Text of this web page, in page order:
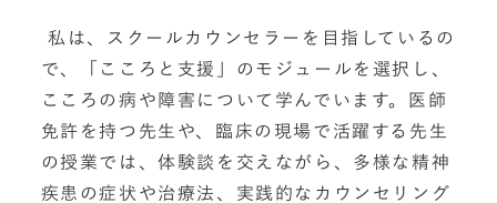
私は、スクールカウンセラーを目指しているの
で、「こころと支援」のモジュールを選択し、
こころの病や障害について学んでいます。医師
免許を持つ先生や、臨床の現場で活躍する先生
の授業では、体験談を交えながら、多様な精神
疾患の症状や治療法、実践的なカウンセリング